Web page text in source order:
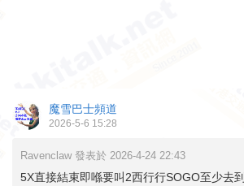
魔雪巴士頻道
2026-5-6 15:28
Ravenclaw 發表於 2026-4-24 22:43
5X直接結束即喺要叫2西行行SOGO至少去